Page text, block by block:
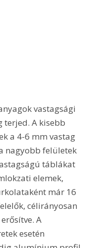
vastagsági
terjed. A kisebb
a 4-6 mm vastag
nagyobb felületek
táblákat
elemek,
már 16
célirányosan
A
esetén